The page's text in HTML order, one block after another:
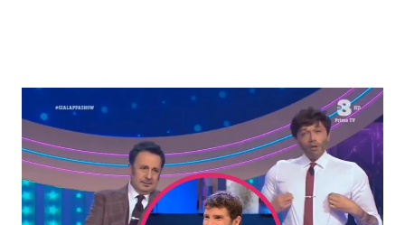
News Musica
News Spettacolo
Benessere Cucina e Ricette